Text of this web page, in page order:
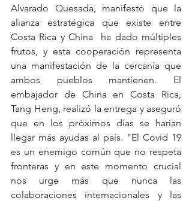
Alvarado Quesada, manifestó que la
alianza estratégica que existe entre
Costa Rica y China  ha dado múltiples
frutos, y esta cooperación representa
una manifestación de la cercanía que
ambos pueblos mantienen. El
embajador de China en Costa Rica,
Tang Heng, realizó la entrega y aseguró
que en los próximos días se harían
llegar más ayudas al país. “El Covid 19
es un enemigo común que no respeta
fronteras y en este momento crucial
nos urge más que nunca las
colaboraciones internacionales y las